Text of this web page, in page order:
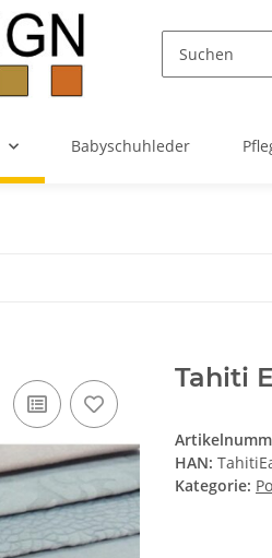
Babyschuhleder
Tahiti
HAN:
Kategorie: